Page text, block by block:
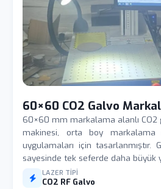
60×60 CO2 Galvo
60×60 mm markalama alanlı
makinesi, orta boy
uygulamaları için tasarlanmıştır.
sayesinde tek seferde daha büyük
LAZER TIPI
CO2 RF Galvo